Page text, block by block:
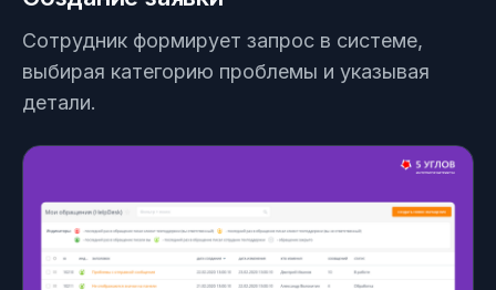
Сотрудник формирует запрос в системе,
выбирая категорию проблемы и указывая
детали.